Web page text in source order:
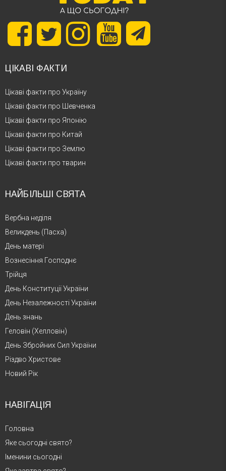
ЦІКАВІ ФАКТИ
Цікаві факти про Україну
Цікаві факти про Шевченка
Цікаві факти про Японію
Цікаві факти про Китай
Цікаві факти про Землю
Цікаві факти про тварин
НАЙБІЛЬШІ СВЯТА
Вербна неділя
Великдень (Пасха)
День матері
Вознесіння Господнє
Трійця
День Конституції України
День Незалежності України
День знань
Геловін (Хелловін)
День Збройних Сил України
Різдво Христове
Новий Рік
НАВІГАЦІЯ
Головна
Яке сьогодні свято?
Іменини сьогодні